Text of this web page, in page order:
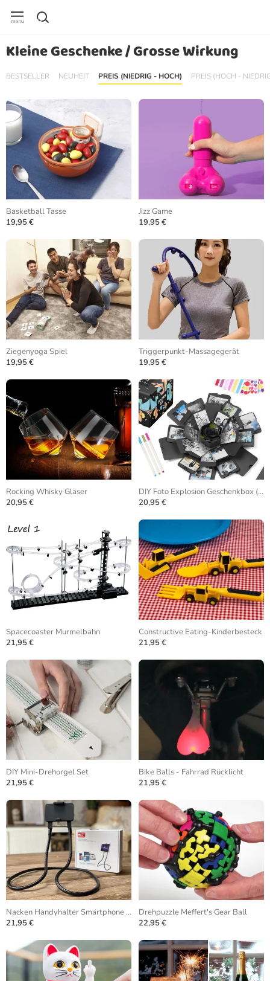
Kleine Geschenke / Grosse Wirkung
BESTSELLER NEUHEIT PREIS (NIEDRIG - HOCH) PREIS (HOCH -
Basketball Tasse
19,95 €
Jizz Game
19,95 €
Ziegenyoga Spiel
19,95 €
Triggerpunkt-Massagegerät
19,95 €
Rocking Whisky Gläser
20,95 €
DIY Foto Explosion Geschenkbox (Gefaltet)
20,95 €
Spacecoaster Murmelbahn
21,95 €
Constructive Eating-Kinderbesteck
21,95 €
DIY Mini-Drehorgel Set
21,95 €
Bike Balls - Fahrrad Rücklicht
21,95 €
Nacken Handyhalter Smartphone Stativ
21,95 €
Drehpuzzle Meffert's Gear Ball
22,95 €